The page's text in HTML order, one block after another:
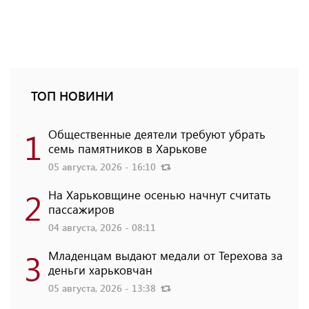
ТОП НОВИНИ
1 Общественные деятели требуют убрать
семь памятников в Харькове
05 августа, 2026 - 16:10
2 На Харьковщине осенью начнут считать
пассажиров
04 августа, 2026 - 08:11
3 Младенцам выдают медали от Терехова за
деньги харьковчан
05 августа, 2026 - 13:38